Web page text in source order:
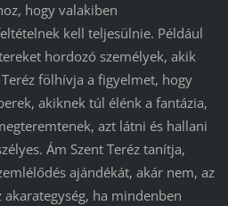
hogy valakiben
kell teljesülnie. Például
hordozó személyek, akik
fölhívja a figyelmet, hogy
akiknek túl élénk a fantázia,
azt látni és hallani
Ám Szent Teréz tanítja,
ajándékát, akár nem, az
akarategység, ha mindenben